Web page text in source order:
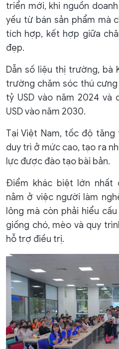
triển mới, khi nguồn
yếu từ bán sản phẩm mà
tích hợp, kết hợp giữa
đẹp.
Dẫn số liệu thị trường, bà
trường chăm sóc thú cưng
tỷ USD vào năm 2024 và
USD vào năm 2030.
Tại Việt Nam, tốc độ
duy trì ở mức cao, tạo ra
lực được đào tạo bài bản.
Điểm khác biệt lớn nhất
nằm ở việc người làm
lông mà còn phải hiểu
giống chó, mèo và quy
hỗ trợ điều trị.